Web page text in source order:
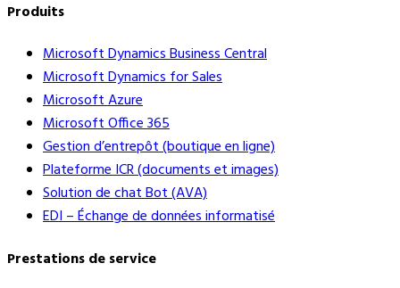
Produits
Microsoft Dynamics Business Central
Microsoft Dynamics for Sales
Microsoft Azure
Microsoft Office 365
Gestion d’entrepôt (boutique en ligne)
Plateforme ICR (documents et images)
Solution de chat Bot (AVA)
EDI – Échange de données informatisé
Prestations de service